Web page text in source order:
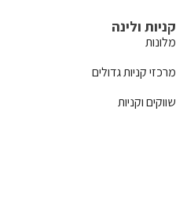
קניות ולינה
מלונות
מרכזי קניות גדולים
שווקים וקניות